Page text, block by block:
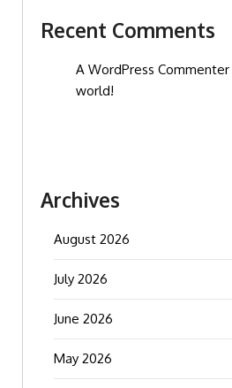
Recent Comments
A WordPress Commenter
world!
Archives
August 2026
July 2026
June 2026
May 2026